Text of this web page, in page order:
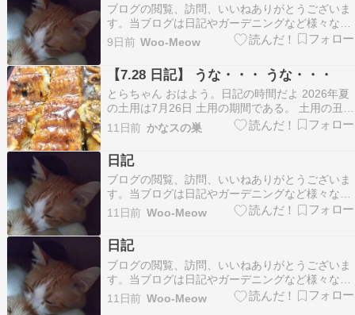
「惚れっぽく…
ブログの閲覧、訪問、いいねありがとうございま
す。当ブログは日記やガーデニングなど様々なも
のを書き残しているブログです。たまにリブログ
もさせて頂いています。フォロー等お好きにどう
ぞ。ランキング参加しています。 良ければクリッ
クお願いします。 やっと理解が出来ましたが、世
の中案外定…
9日前 Woo-Meow
【7.28 日記】 うな・・・ うな・・・
とらちゃん おはよう。日記の時間だよ 2026年夏
の土用は7月26日 土用の期間である。 土用の丑の
日ばかりが注目されがちだが、土用とは季節の変
わり目の18日間のことを差し、その中の12日周期
で割り振られた十二支の「丑」にあたる日が「土
用の丑の日」なのだ。世間がウナギ一色になる…
11日前 かなスの巣
日記
ブログの閲覧、訪問、いいねありがとうございま
す。当ブログは日記やガーデニングなど様々なも
のを書き残しているブログです。たまにリブログ
もさせて頂いています。フォロー等お好きにどう
ぞ。ランキング参加しています。 良ければクリッ
クお願いします。 開運とは、自分の信じ方に現れ
る ライオ…
11日前 Woo-Meow
日記
ブログの閲覧、訪問、いいねありがとうございま
す。当ブログは日記やガーデニングなど様々なも
のを書き残しているブログです。たまにリブログ
もさせて頂いています。フォロー等お好きにどう
11日前 Woo-Meow